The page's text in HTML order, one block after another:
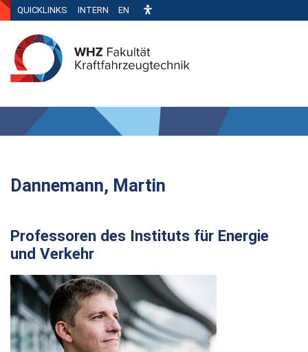
QUICKLINKS INTERN EN
Dannemann, Martin
Professoren des Instituts für Energie
und Verkehr